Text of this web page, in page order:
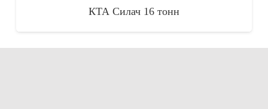
КТА Силач 16 тонн